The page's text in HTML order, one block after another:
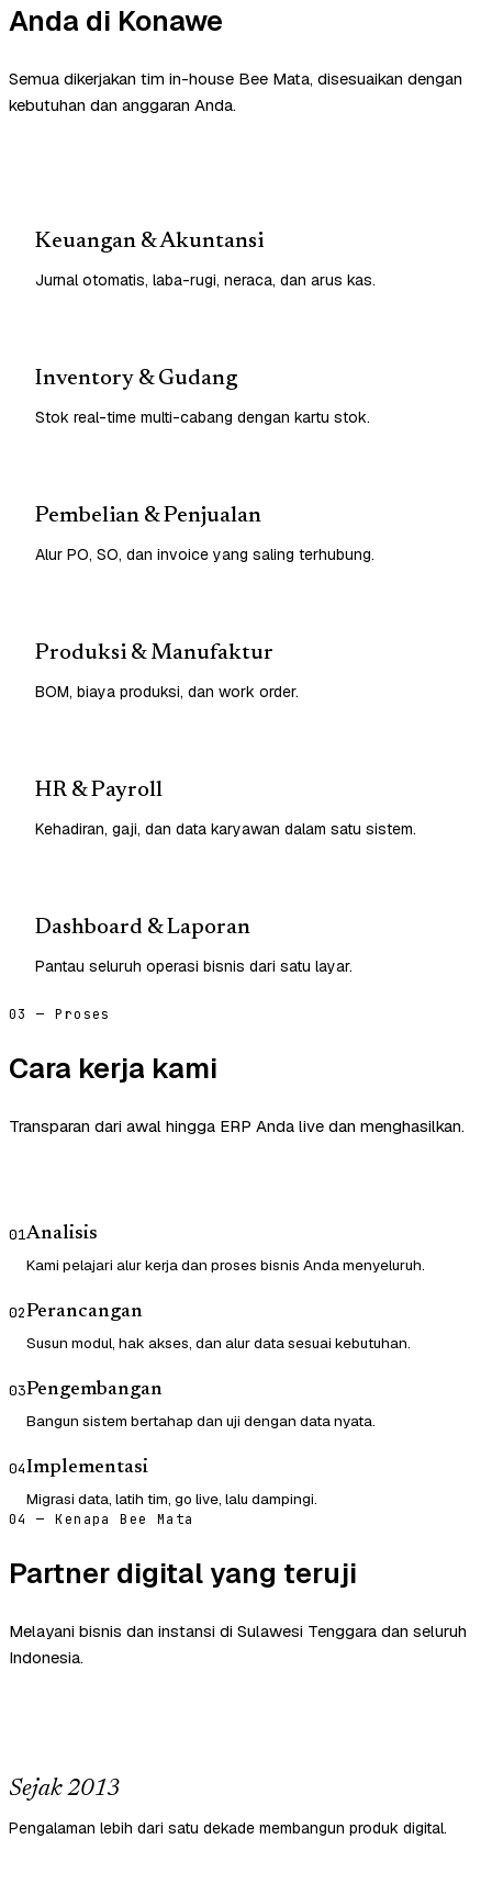
Anda di Konawe
Semua dikerjakan tim in-house Bee Mata, disesuaikan dengan
kebutuhan dan anggaran Anda.
Keuangan & Akuntansi
Jurnal otomatis, laba-rugi, neraca, dan arus kas.
Inventory & Gudang
Stok real-time multi-cabang dengan kartu stok.
Pembelian & Penjualan
Alur PO, SO, dan invoice yang saling terhubung.
Produksi & Manufaktur
BOM, biaya produksi, dan work order.
HR & Payroll
Kehadiran, gaji, dan data karyawan dalam satu sistem.
Dashboard & Laporan
Pantau seluruh operasi bisnis dari satu layar.
03 — Proses
Cara kerja kami
Transparan dari awal hingga ERP Anda live dan menghasilkan.
01Analisis
Kami pelajari alur kerja dan proses bisnis Anda menyeluruh.
02Perancangan
Susun modul, hak akses, dan alur data sesuai kebutuhan.
03Pengembangan
Bangun sistem bertahap dan uji dengan data nyata.
04Implementasi
Migrasi data, latih tim, go live, lalu dampingi.
04 — Kenapa Bee Mata
Partner digital yang teruji
Melayani bisnis dan instansi di Sulawesi Tenggara dan seluruh
Indonesia.
Sejak 2013
Pengalaman lebih dari satu dekade membangun produk digital.